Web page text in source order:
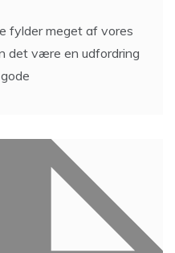
fylder meget af vores
det være en udfordring